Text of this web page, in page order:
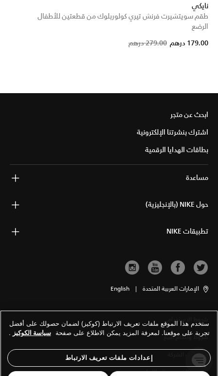
نايكي
طقم سويتشيرت فرنش تيري كولوربلوك من قطعتين للأطفال
الرضع
Price reduced from
279.00 درهم 179.00 درهم
ابحث عن متجر
اشترك بنشرتنا الإلكترونية
بطاقات الهدايا الرقمية
مساعدة
حول NIKE (بالإنجليزية)
تطبيقات NIKE
الإمارات العربية المتحدة |
English
شروط الاستخدام
شروط وأحكام البيع
معلومات الشركة
سياسة الخصوصية والكوكيز
ستخدم هذا الموقع ملفات تعريف الارتباط (كوكيز) لضمان حصولك على أفضل
تجربة على موقعنا. لمعرفة المزيد يمكن الاطلاع على صفحة سياسة الكوكيز .
إعدادات ملفات تعريف الارتباط